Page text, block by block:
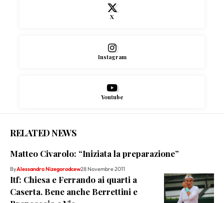
X
Instagram
Youtube
RELATED NEWS
Matteo Civarolo: “Iniziata la preparazione”
ByAlessandro Nizegorodcew28 Novembre 2011
Itf: Chiesa e Ferrando ai quarti a
Caserta. Bene anche Berrettini e